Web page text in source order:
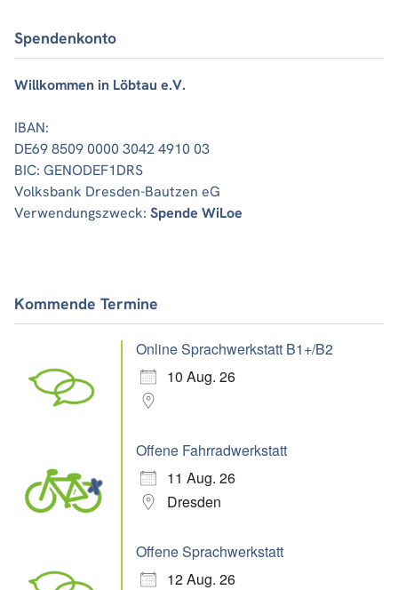
Spendenkonto
Willkommen in Löbtau e.V.
IBAN:
DE69 8509 0000 3042 4910 03
BIC: GENODEF1DRS
Volksbank Dresden-Bautzen eG
Verwendungszweck: Spende WiLoe
Kommende Termine
Online Sprachwerkstatt B1+/B2
10 Aug. 26
Offene Fahrradwerkstatt
11 Aug. 26
Dresden
Offene Sprachwerkstatt
12 Aug. 26